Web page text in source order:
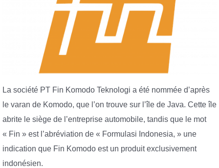
La société PT Fin Komodo Teknologi a été nommée d’après
le varan de Komodo, que l’on trouve sur l’île de Java. Cette île
abrite le siège de l’entreprise automobile, tandis que le mot
« Fin » est l’abréviation de « Formulasi Indonesia, » une
indication que Fin Komodo est un produit exclusivement
indonésien.